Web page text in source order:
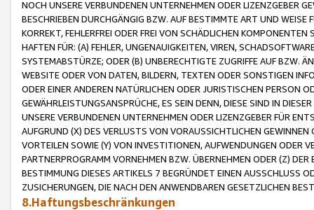
NOCH UNSERE VERBUNDENEN UNTERNEHMEN ODER LIZENZGEBER
BESCHRIEBEN DURCHGÄNGIG BZW. AUF BESTIMMTE ART UND
KORREKT, FEHLERFREI ODER FREI VON SCHÄDLICHEN
HAFTEN FÜR: (A) FEHLER, UNGENAUIGKEITEN, VIREN,
SYSTEMABSTÜRZE; ODER (B) UNBERECHTIGTE ZUGRIFFE AUF BZW.
WEBSITE ODER VON DATEN, BILDERN, TEXTEN ODER SONSTIGEN
ODER EINER ANDEREN NATÜRLICHEN ODER JURISTISCHEN PERSON
GEWÄHRLEISTUNGSANSPRÜCHE, ES SEIN DENN, DIESE SIND IN
UNSERE VERBUNDENEN UNTERNEHMEN ODER LIZENZGEBER FÜR
AUFGRUND (X) DES VERLUSTS VON VORAUSSICHTLICHEN
VORTEILEN SOWIE (Y) VON INVESTITIONEN, AUFWENDUNGEN ODER
PARTNERPROGRAMM VORNEHMEN BZW. ÜBERNEHMEN ODER (Z)
BESTIMMUNG DIESES ARTIKELS 7 BEGRÜNDET EINEN AUSSCHLUSS
ZUSICHERUNGEN, DIE NACH DEN ANWENDBAREN GESETZLICHEN
8.Haftungsbeschränkungen